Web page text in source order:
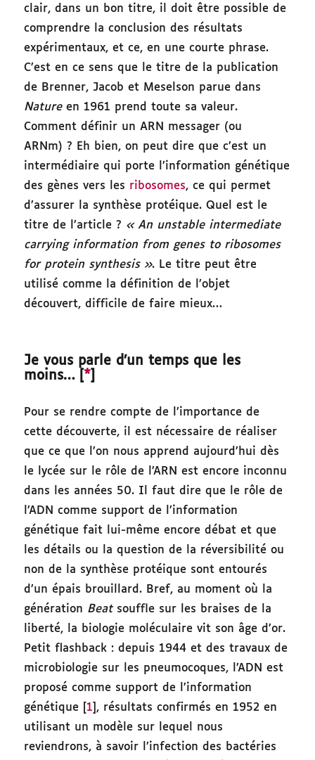
clair, dans un bon titre, il doit être possible de
comprendre la conclusion des résultats
expérimentaux, et ce, en une courte phrase.
C’est en ce sens que le titre de la publication
de Brenner, Jacob et Meselson parue dans
Natureen 1961 prend toute sa valeur.
Comment définir un ARN messager (ou
ARNm) ? Eh bien, on peut dire que c’est un
intermédiaire qui porte l’information génétique
des gènes vers les ribosomes, ce qui permet
d’assurer la synthèse protéique. Quel est le
titre de l’article ? « An unstable intermediate
carrying information from genes to ribosomes
for protein synthesis ». Le titre peut être
utilisé comme la définition de l’objet
découvert, difficile de faire mieux…
Je vous parle d’un temps que les
moins… [ *
Pour se rendre compte de l’importance de
cette découverte, il est nécessaire de réaliser
que ce que l’on nous apprend aujourd’hui dès
le lycée sur le rôle de l’ARN est encore inconnu
dans les années 50. Il faut dire que le rôle de
l’ADN comme support de l’information
génétique fait lui-même encore débat et que
les détails ou la question de la réversibilité ou
non de la synthèse protéique sont entourés
d’un épais brouillard. Bref, au moment où la
génération Beatsouffle sur les braises de la
liberté, la biologie moléculaire vit son âge d’or.
Petit flashback : depuis 1944 et des travaux de
microbiologie sur les pneumocoques, l’ADN est
proposé comme support de l’information
génétique [ 1 ], résultats confirmés en 1952 en
utilisant un modèle sur lequel nous
reviendrons, à savoir l’infection des bactéries